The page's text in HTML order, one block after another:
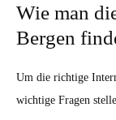
Wie man
Bergen
Um die richtige
wichtige Fragen